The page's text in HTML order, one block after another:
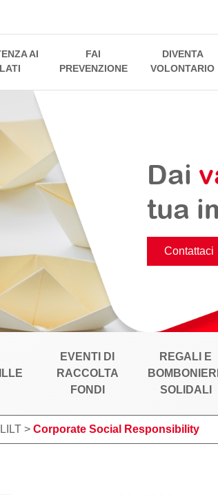
AI
FAI
PREVENZIONE
DIVENTA
VOLONTARIO
Dai
tua
Contattaci
EVENTI DI
RACCOLTA
FONDI
REGALI E
SOLIDALI
> Corporate Social Responsibility